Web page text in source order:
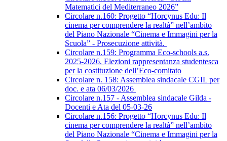
Matematici del Mediterraneo 2026”
Circolare n.160: Progetto “Horcynus Edu: Il
cinema per comprendere la realtà” nell’ambito
del Piano Nazionale “Cinema e Immagini per la
Scuola” - Prosecuzione attività.
Circolare n.159: Programma Eco-schools a.s.
2025-2026. Elezioni rappresentanza studentesca
per la costituzione dell’Eco-comitato
Circolare n. 158: Assemblea sindacale CGIL per
doc. e ata 06/03/2026
Circolare n.157 - Assemblea sindacale Gilda -
Docenti e Ata del 05-03-26
Circolare n.156: Progetto “Horcynus Edu: Il
cinema per comprendere la realtà” nell’ambito
del Piano Nazionale “Cinema e Immagini per la